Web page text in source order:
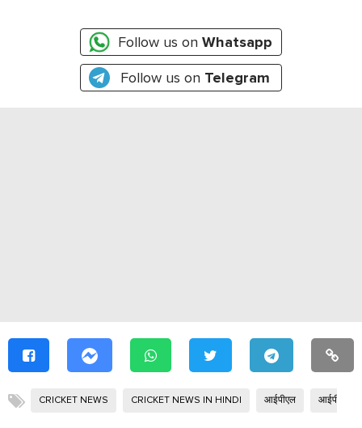
Follow us on Whatsapp
Follow us on Telegram
CRICKET NEWS CRICKET NEWS IN HINDI आईपीएल आईपीएल